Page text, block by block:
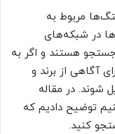
مربوط به
در شبکه‌های
هستند و اگر به
آگاهی از برند و
در مقاله
توضیح دادیم که
کنید.